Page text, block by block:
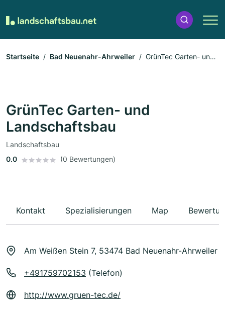
Startseite Bad Neuenahr-Ahrweiler
GrünTec Garten- und
GrünTec Garten- und
Landschaftsbau
Landschaftsbau
0.0
(0 Bewertungen)
Kontakt Spezialisierungen Map
Am Weißen Stein 7, 53474 Bad Neuenahr-Ahrweiler
+491759702153 (Telefon)
http://www.gruen-tec.de/